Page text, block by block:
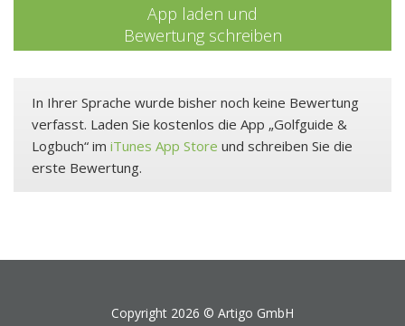
App laden und
Bewertung schreiben
In Ihrer Sprache wurde bisher noch keine Bewertung
verfasst. Laden Sie kostenlos die App „Golfguide &
Logbuch“ im iTunes App Store und schreiben Sie die
erste Bewertung.
Copyright 2026 © Artigo GmbH